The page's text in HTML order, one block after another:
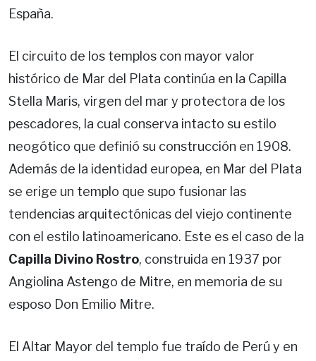
España.
El circuito de los templos con mayor valor
histórico de Mar del Plata continúa en la Capilla
Stella Maris, virgen del mar y protectora de los
pescadores, la cual conserva intacto su estilo
neogótico que definió su construcción en 1908.
Además de la identidad europea, en Mar del Plata
se erige un templo que supo fusionar las
tendencias arquitectónicas del viejo continente
con el estilo latinoamericano. Este es el caso de la
Capilla Divino Rostro, construida en 1937 por
Angiolina Astengo de Mitre, en memoria de su
esposo Don Emilio Mitre.
El Altar Mayor del templo fue traído de Perú y en